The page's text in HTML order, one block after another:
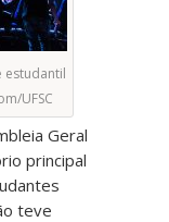
estudantil
UFSC
Geral
principal
teve